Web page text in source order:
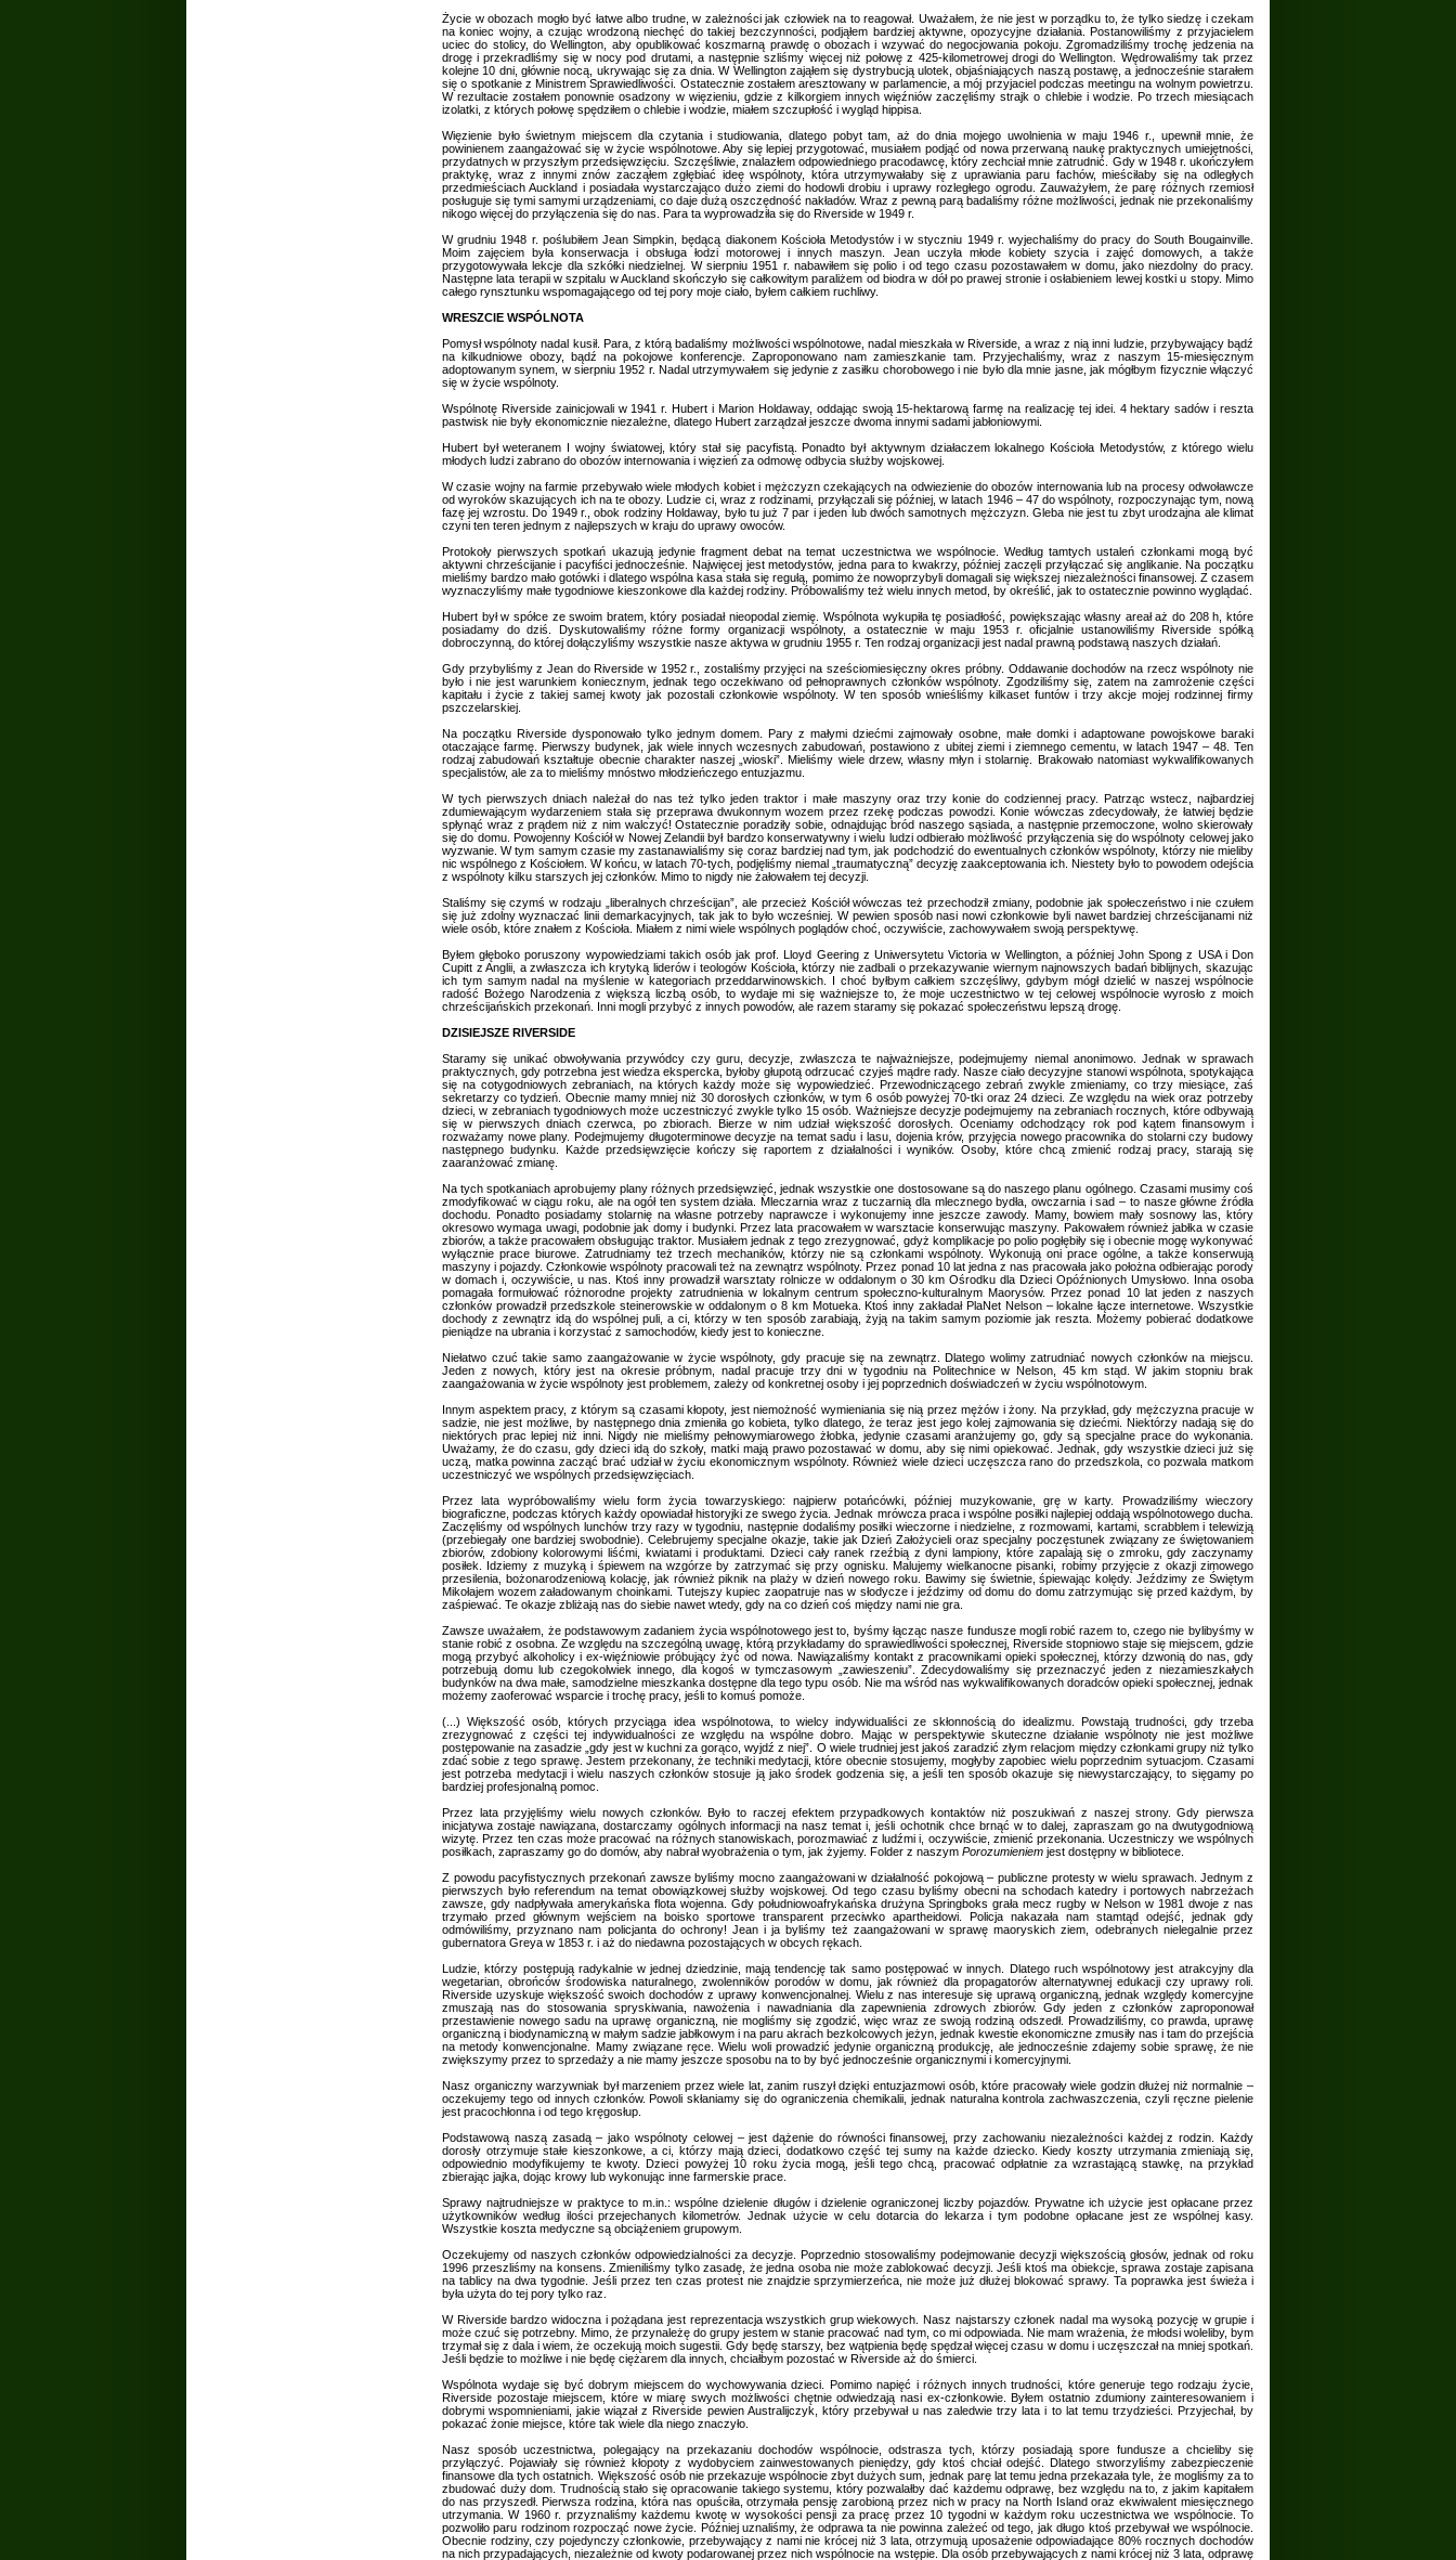
Życie w obozach mogło być łatwe albo trudne, w zależności jak człowiek na to reagował. Uważałem, że nie jest w porządku to, że tylko siedzę i czekam
na koniec wojny, a czując wrodzoną niechęć do takiej bezczynności, podjąłem bardziej aktywne, opozycyjne działania. Postanowiliśmy z przyjacielem
uciec do stolicy, do Wellington, aby opublikować koszmarną prawdę o obozach i wzywać do negocjowania pokoju. Zgromadziliśmy trochę jedzenia na
drogę i przekradliśmy się w nocy pod drutami, a następnie szliśmy więcej niż połowę z 425-kilometrowej drogi do Wellington. Wędrowaliśmy tak przez
kolejne 10 dni, głównie nocą, ukrywając się za dnia. W Wellington zająłem się dystrybucją ulotek, objaśniających naszą postawę, a jednocześnie starałem
się o spotkanie z Ministrem Sprawiedliwości. Ostatecznie zostałem aresztowany w parlamencie, a mój przyjaciel podczas meetingu na wolnym powietrzu.
W rezultacie zostałem ponownie osadzony w więzieniu, gdzie z kilkorgiem innych więźniów zaczęliśmy strajk o chlebie i wodzie. Po trzech miesiącach
izolatki, z których połowę spędziłem o chlebie i wodzie, miałem szczupłość i wygląd hippisa.
Więzienie było świetnym miejscem dla czytania i studiowania, dlatego pobyt tam, aż do dnia mojego uwolnienia w maju 1946 r., upewnił mnie, że
powinienem zaangażować się w życie wspólnotowe. Aby się lepiej przygotować, musiałem podjąć od nowa przerwaną naukę praktycznych umiejętności,
przydatnych w przyszłym przedsięwzięciu. Szczęśliwie, znalazłem odpowiedniego pracodawcę, który zechciał mnie zatrudnić. Gdy w 1948 r. ukończyłem
praktykę, wraz z innymi znów zacząłem zgłębiać ideę wspólnoty, która utrzymywałaby się z uprawiania paru fachów, mieściłaby się na odległych
przedmieściach Auckland i posiadała wystarczająco dużo ziemi do hodowli drobiu i uprawy rozległego ogrodu. Zauważyłem, że parę różnych rzemiosł
posługuje się tymi samymi urządzeniami, co daje dużą oszczędność nakładów. Wraz z pewną parą badaliśmy różne możliwości, jednak nie przekonaliśmy
nikogo więcej do przyłączenia się do nas. Para ta wyprowadziła się do Riverside w 1949 r.
W grudniu 1948 r. poślubiłem Jean Simpkin, będącą diakonem Kościoła Metodystów i w styczniu 1949 r. wyjechaliśmy do pracy do South Bougainville.
Moim zajęciem była konserwacja i obsługa łodzi motorowej i innych maszyn. Jean uczyła młode kobiety szycia i zajęć domowych, a także
przygotowywała lekcje dla szkółki niedzielnej. W sierpniu 1951 r. nabawiłem się polio i od tego czasu pozostawałem w domu, jako niezdolny do pracy.
Następne lata terapii w szpitalu w Auckland skończyło się całkowitym paraliżem od biodra w dół po prawej stronie i osłabieniem lewej kostki u stopy. Mimo
całego rynsztunku wspomagającego od tej pory moje ciało, byłem całkiem ruchliwy.
WRESZCIE WSPÓLNOTA
Pomysł wspólnoty nadal kusił. Para, z którą badaliśmy możliwości wspólnotowe, nadal mieszkała w Riverside, a wraz z nią inni ludzie, przybywający bądź
na kilkudniowe obozy, bądź na pokojowe konferencje. Zaproponowano nam zamieszkanie tam. Przyjechaliśmy, wraz z naszym 15-miesięcznym
adoptowanym synem, w sierpniu 1952 r. Nadal utrzymywałem się jedynie z zasiłku chorobowego i nie było dla mnie jasne, jak mógłbym fizycznie włączyć
się w życie wspólnoty.
Wspólnotę Riverside zainicjowali w 1941 r. Hubert i Marion Holdaway, oddając swoją 15-hektarową farmę na realizację tej idei. 4 hektary sadów i reszta
pastwisk nie były ekonomicznie niezależne, dlatego Hubert zarządzał jeszcze dwoma innymi sadami jabłoniowymi.
Hubert był weteranem I wojny światowej, który stał się pacyfistą. Ponadto był aktywnym działaczem lokalnego Kościoła Metodystów, z którego wielu
młodych ludzi zabrano do obozów internowania i więzień za odmowę odbycia służby wojskowej.
W czasie wojny na farmie przebywało wiele młodych kobiet i mężczyzn czekających na odwiezienie do obozów internowania lub na procesy odwoławcze
od wyroków skazujących ich na te obozy. Ludzie ci, wraz z rodzinami, przyłączali się później, w latach 1946 – 47 do wspólnoty, rozpoczynając tym, nową
fazę jej wzrostu. Do 1949 r., obok rodziny Holdaway, było tu już 7 par i jeden lub dwóch samotnych mężczyzn. Gleba nie jest tu zbyt urodzajna ale klimat
czyni ten teren jednym z najlepszych w kraju do uprawy owoców.
Protokoły pierwszych spotkań ukazują jedynie fragment debat na temat uczestnictwa we wspólnocie. Według tamtych ustaleń członkami mogą być
aktywni chrześcijanie i pacyfiści jednocześnie. Najwięcej jest metodystów, jedna para to kwakrzy, później zaczęli przyłączać się anglikanie. Na początku
mieliśmy bardzo mało gotówki i dlatego wspólna kasa stała się regułą, pomimo że nowoprzybyli domagali się większej niezależności finansowej. Z czasem
wyznaczyliśmy małe tygodniowe kieszonkowe dla każdej rodziny. Próbowaliśmy też wielu innych metod, by określić, jak to ostatecznie powinno wyglądać.
Hubert był w spółce ze swoim bratem, który posiadał nieopodal ziemię. Wspólnota wykupiła tę posiadłość, powiększając własny areał aż do 208 h, które
posiadamy do dziś. Dyskutowaliśmy różne formy organizacji wspólnoty, a ostatecznie w maju 1953 r. oficjalnie ustanowiliśmy Riverside spółką
dobroczynną, do której dołączyliśmy wszystkie nasze aktywa w grudniu 1955 r. Ten rodzaj organizacji jest nadal prawną podstawą naszych działań.
Gdy przybyliśmy z Jean do Riverside w 1952 r., zostaliśmy przyjęci na sześciomiesięczny okres próbny. Oddawanie dochodów na rzecz wspólnoty nie
było i nie jest warunkiem koniecznym, jednak tego oczekiwano od pełnoprawnych członków wspólnoty. Zgodziliśmy się, zatem na zamrożenie części
kapitału i życie z takiej samej kwoty jak pozostali członkowie wspólnoty. W ten sposób wnieśliśmy kilkaset funtów i trzy akcje mojej rodzinnej firmy
pszczelarskiej.
Na początku Riverside dysponowało tylko jednym domem. Pary z małymi dziećmi zajmowały osobne, małe domki i adaptowane powojskowe baraki
otaczające farmę. Pierwszy budynek, jak wiele innych wczesnych zabudowań, postawiono z ubitej ziemi i ziemnego cementu, w latach 1947 – 48. Ten
rodzaj zabudowań kształtuje obecnie charakter naszej „wioski”. Mieliśmy wiele drzew, własny młyn i stolarnię. Brakowało natomiast wykwalifikowanych
specjalistów, ale za to mieliśmy mnóstwo młodzieńczego entuzjazmu.
W tych pierwszych dniach należał do nas też tylko jeden traktor i małe maszyny oraz trzy konie do codziennej pracy. Patrząc wstecz, najbardziej
zdumiewającym wydarzeniem stała się przeprawa dwukonnym wozem przez rzekę podczas powodzi. Konie wówczas zdecydowały, że łatwiej będzie
spłynąć wraz z prądem niż z nim walczyć! Ostatecznie poradziły sobie, odnajdując bród naszego sąsiada, a następnie przemoczone, wolno skierowały
się do domu. Powojenny Kościół w Nowej Zelandii był bardzo konserwatywny i wielu ludzi odbierało możliwość przyłączenia się do wspólnoty celowej jako
wyzwanie. W tym samym czasie my zastanawialiśmy się coraz bardziej nad tym, jak podchodzić do ewentualnych członków wspólnoty, którzy nie mieliby
nic wspólnego z Kościołem. W końcu, w latach 70-tych, podjęliśmy niemal „traumatyczną” decyzję zaakceptowania ich. Niestety było to powodem odejścia
z wspólnoty kilku starszych jej członków. Mimo to nigdy nie żałowałem tej decyzji.
Staliśmy się czymś w rodzaju „liberalnych chrześcijan”, ale przecież Kościół wówczas też przechodził zmiany, podobnie jak społeczeństwo i nie czułem
się już zdolny wyznaczać linii demarkacyjnych, tak jak to było wcześniej. W pewien sposób nasi nowi członkowie byli nawet bardziej chrześcijanami niż
wiele osób, które znałem z Kościoła. Miałem z nimi wiele wspólnych poglądów choć, oczywiście, zachowywałem swoją perspektywę.
Byłem głęboko poruszony wypowiedziami takich osób jak prof. Lloyd Geering z Uniwersytetu Victoria w Wellington, a później John Spong z USA i Don
Cupitt z Anglii, a zwłaszcza ich krytyką liderów i teologów Kościoła, którzy nie zadbali o przekazywanie wiernym najnowszych badań biblijnych, skazując
ich tym samym nadal na myślenie w kategoriach przeddarwinowskich. I choć byłbym całkiem szczęśliwy, gdybym mógł dzielić w naszej wspólnocie
radość Bożego Narodzenia z większą liczbą osób, to wydaje mi się ważniejsze to, że moje uczestnictwo w tej celowej wspólnocie wyrosło z moich
chrześcijańskich przekonań. Inni mogli przybyć z innych powodów, ale razem staramy się pokazać społeczeństwu lepszą drogę.
DZISIEJSZE RIVERSIDE
Staramy się unikać obwoływania przywódcy czy guru, decyzje, zwłaszcza te najważniejsze, podejmujemy niemal anonimowo. Jednak w sprawach
praktycznych, gdy potrzebna jest wiedza ekspercka, byłoby głupotą odrzucać czyjeś mądre rady. Nasze ciało decyzyjne stanowi wspólnota, spotykająca
się na cotygodniowych zebraniach, na których każdy może się wypowiedzieć. Przewodniczącego zebrań zwykle zmieniamy, co trzy miesiące, zaś
sekretarzy co tydzień. Obecnie mamy mniej niż 30 dorosłych członków, w tym 6 osób powyżej 70-tki oraz 24 dzieci. Ze względu na wiek oraz potrzeby
dzieci, w zebraniach tygodniowych może uczestniczyć zwykle tylko 15 osób. Ważniejsze decyzje podejmujemy na zebraniach rocznych, które odbywają
się w pierwszych dniach czerwca, po zbiorach. Bierze w nim udział większość dorosłych. Oceniamy odchodzący rok pod kątem finansowym i
rozważamy nowe plany. Podejmujemy długoterminowe decyzje na temat sadu i lasu, dojenia krów, przyjęcia nowego pracownika do stolarni czy budowy
następnego budynku. Każde przedsięwzięcie kończy się raportem z działalności i wyników. Osoby, które chcą zmienić rodzaj pracy, starają się
zaaranżować zmianę.
Na tych spotkaniach aprobujemy plany różnych przedsięwzięć, jednak wszystkie one dostosowane są do naszego planu ogólnego. Czasami musimy coś
zmodyfikować w ciągu roku, ale na ogół ten system działa. Mleczarnia wraz z tuczarnią dla mlecznego bydła, owczarnia i sad – to nasze główne źródła
dochodu. Ponadto posiadamy stolarnię na własne potrzeby naprawcze i wykonujemy inne jeszcze zawody. Mamy, bowiem mały sosnowy las, który
okresowo wymaga uwagi, podobnie jak domy i budynki. Przez lata pracowałem w warsztacie konserwując maszyny. Pakowałem również jabłka w czasie
zbiorów, a także pracowałem obsługując traktor. Musiałem jednak z tego zrezygnować, gdyż komplikacje po polio pogłębiły się i obecnie mogę wykonywać
wyłącznie prace biurowe. Zatrudniamy też trzech mechaników, którzy nie są członkami wspólnoty. Wykonują oni prace ogólne, a także konserwują
maszyny i pojazdy. Członkowie wspólnoty pracowali też na zewnątrz wspólnoty. Przez ponad 10 lat jedna z nas pracowała jako położna odbierając porody
w domach i, oczywiście, u nas. Ktoś inny prowadził warsztaty rolnicze w oddalonym o 30 km Ośrodku dla Dzieci Opóźnionych Umysłowo. Inna osoba
pomagała formułować różnorodne projekty zatrudnienia w lokalnym centrum społeczno-kulturalnym Maorysów. Przez ponad 10 lat jeden z naszych
członków prowadził przedszkole steinerowskie w oddalonym o 8 km Motueka. Ktoś inny zakładał PlaNet Nelson – lokalne łącze internetowe. Wszystkie
dochody z zewnątrz idą do wspólnej puli, a ci, którzy w ten sposób zarabiają, żyją na takim samym poziomie jak reszta. Możemy pobierać dodatkowe
pieniądze na ubrania i korzystać z samochodów, kiedy jest to konieczne.
Niełatwo czuć takie samo zaangażowanie w życie wspólnoty, gdy pracuje się na zewnątrz. Dlatego wolimy zatrudniać nowych członków na miejscu.
Jeden z nowych, który jest na okresie próbnym, nadal pracuje trzy dni w tygodniu na Politechnice w Nelson, 45 km stąd. W jakim stopniu brak
zaangażowania w życie wspólnoty jest problemem, zależy od konkretnej osoby i jej poprzednich doświadczeń w życiu wspólnotowym.
Innym aspektem pracy, z którym są czasami kłopoty, jest niemożność wymieniania się nią przez mężów i żony. Na przykład, gdy mężczyzna pracuje w
sadzie, nie jest możliwe, by następnego dnia zmieniła go kobieta, tylko dlatego, że teraz jest jego kolej zajmowania się dziećmi. Niektórzy nadają się do
niektórych prac lepiej niż inni. Nigdy nie mieliśmy pełnowymiarowego żłobka, jedynie czasami aranżujemy go, gdy są specjalne prace do wykonania.
Uważamy, że do czasu, gdy dzieci idą do szkoły, matki mają prawo pozostawać w domu, aby się nimi opiekować. Jednak, gdy wszystkie dzieci już się
uczą, matka powinna zacząć brać udział w życiu ekonomicznym wspólnoty. Również wiele dzieci uczęszcza rano do przedszkola, co pozwala matkom
uczestniczyć we wspólnych przedsięwzięciach.
Przez lata wypróbowaliśmy wielu form życia towarzyskiego: najpierw potańcówki, później muzykowanie, grę w karty. Prowadziliśmy wieczory
biograficzne, podczas których każdy opowiadał historyjki ze swego życia. Jednak mrówcza praca i wspólne posiłki najlepiej oddają wspólnotowego ducha.
Zaczęliśmy od wspólnych lunchów trzy razy w tygodniu, następnie dodaliśmy posiłki wieczorne i niedzielne, z rozmowami, kartami, scrabblem i telewizją
(przebiegały one bardziej swobodnie). Celebrujemy specjalne okazje, takie jak Dzień Założycieli oraz specjalny poczęstunek związany ze świętowaniem
zbiorów, zdobiony kolorowymi liśćmi, kwiatami i produktami. Dzieci cały ranek rzeźbią z dyni lampiony, które zapalają się o zmroku, gdy zaczynamy
posiłek. Idziemy z muzyką i śpiewem na wzgórze by zatrzymać się przy ognisku. Malujemy wielkanocne pisanki, robimy przyjęcie z okazji zimowego
przesilenia, bożonarodzeniową kolację, jak również piknik na plaży w dzień nowego roku. Bawimy się świetnie, śpiewając kolędy. Jeździmy ze Świętym
Mikołajem wozem załadowanym choinkami. Tutejszy kupiec zaopatruje nas w słodycze i jeździmy od domu do domu zatrzymując się przed każdym, by
zaśpiewać. Te okazje zbliżają nas do siebie nawet wtedy, gdy na co dzień coś między nami nie gra.
Zawsze uważałem, że podstawowym zadaniem życia wspólnotowego jest to, byśmy łącząc nasze fundusze mogli robić razem to, czego nie bylibyśmy w
stanie robić z osobna. Ze względu na szczególną uwagę, którą przykładamy do sprawiedliwości społecznej, Riverside stopniowo staje się miejscem, gdzie
mogą przybyć alkoholicy i ex-więźniowie próbujący żyć od nowa. Nawiązaliśmy kontakt z pracownikami opieki społecznej, którzy dzwonią do nas, gdy
potrzebują domu lub czegokolwiek innego, dla kogoś w tymczasowym „zawieszeniu”. Zdecydowaliśmy się przeznaczyć jeden z niezamieszkałych
budynków na dwa małe, samodzielne mieszkanka dostępne dla tego typu osób. Nie ma wśród nas wykwalifikowanych doradców opieki społecznej, jednak
możemy zaoferować wsparcie i trochę pracy, jeśli to komuś pomoże.
(...) Większość osób, których przyciąga idea wspólnotowa, to wielcy indywidualiści ze skłonnością do idealizmu. Powstają trudności, gdy trzeba
zrezygnować z części tej indywidualności ze względu na wspólne dobro. Mając w perspektywie skuteczne działanie wspólnoty nie jest możliwe
postępowanie na zasadzie „gdy jest w kuchni za gorąco, wyjdź z niej”. O wiele trudniej jest jakoś zaradzić złym relacjom między członkami grupy niż tylko
zdać sobie z tego sprawę. Jestem przekonany, że techniki medytacji, które obecnie stosujemy, mogłyby zapobiec wielu poprzednim sytuacjom. Czasami
jest potrzeba medytacji i wielu naszych członków stosuje ją jako środek godzenia się, a jeśli ten sposób okazuje się niewystarczający, to sięgamy po
bardziej profesjonalną pomoc.
Przez lata przyjęliśmy wielu nowych członków. Było to raczej efektem przypadkowych kontaktów niż poszukiwań z naszej strony. Gdy pierwsza
inicjatywa zostaje nawiązana, dostarczamy ogólnych informacji na nasz temat i, jeśli ochotnik chce brnąć w to dalej, zapraszam go na dwutygodniową
wizytę. Przez ten czas może pracować na różnych stanowiskach, porozmawiać z ludźmi i, oczywiście, zmienić przekonania. Uczestniczy we wspólnych
posiłkach, zapraszamy go do domów, aby nabrał wyobrażenia o tym, jak żyjemy. Folder z naszym Porozumieniem jest dostępny w bibliotece.
Z powodu pacyfistycznych przekonań zawsze byliśmy mocno zaangażowani w działalność pokojową – publiczne protesty w wielu sprawach. Jednym z
pierwszych było referendum na temat obowiązkowej służby wojskowej. Od tego czasu byliśmy obecni na schodach katedry i portowych nabrzeżach
zawsze, gdy nadpływała amerykańska flota wojenna. Gdy południowoafrykańska drużyna Springboks grała mecz rugby w Nelson w 1981 dwoje z nas
trzymało przed głównym wejściem na boisko sportowe transparent przeciwko apartheidowi. Policja nakazała nam stamtąd odejść, jednak gdy
odmówiliśmy, przyznano nam policjanta do ochrony! Jean i ja byliśmy też zaangażowani w sprawę maoryskich ziem, odebranych nielegalnie przez
gubernatora Greya w 1853 r. i aż do niedawna pozostających w obcych rękach.
Ludzie, którzy postępują radykalnie w jednej dziedzinie, mają tendencję tak samo postępować w innych. Dlatego ruch wspólnotowy jest atrakcyjny dla
wegetarian, obrońców środowiska naturalnego, zwolenników porodów w domu, jak również dla propagatorów alternatywnej edukacji czy uprawy roli.
Riverside uzyskuje większość swoich dochodów z uprawy konwencjonalnej. Wielu z nas interesuje się uprawą organiczną, jednak względy komercyjne
zmuszają nas do stosowania spryskiwania, nawożenia i nawadniania dla zapewnienia zdrowych zbiorów. Gdy jeden z członków zaproponował
przestawienie nowego sadu na uprawę organiczną, nie mogliśmy się zgodzić, więc wraz ze swoją rodziną odszedł. Prowadziliśmy, co prawda, uprawę
organiczną i biodynamiczną w małym sadzie jabłkowym i na paru akrach bezkolcowych jeżyn, jednak kwestie ekonomiczne zmusiły nas i tam do przejścia
na metody konwencjonalne. Mamy związane ręce. Wielu woli prowadzić jedynie organiczną produkcję, ale jednocześnie zdajemy sobie sprawę, że nie
zwiększymy przez to sprzedaży a nie mamy jeszcze sposobu na to by być jednocześnie organicznymi i komercyjnymi.
Nasz organiczny warzywniak był marzeniem przez wiele lat, zanim ruszył dzięki entuzjazmowi osób, które pracowały wiele godzin dłużej niż normalnie –
oczekujemy tego od innych członków. Powoli skłaniamy się do ograniczenia chemikalii, jednak naturalna kontrola zachwaszczenia, czyli ręczne pielenie
jest pracochłonna i od tego kręgosłup.
Podstawową naszą zasadą – jako wspólnoty celowej – jest dążenie do równości finansowej, przy zachowaniu niezależności każdej z rodzin. Każdy
dorosły otrzymuje stałe kieszonkowe, a ci, którzy mają dzieci, dodatkowo część tej sumy na każde dziecko. Kiedy koszty utrzymania zmieniają się,
odpowiednio modyfikujemy te kwoty. Dzieci powyżej 10 roku życia mogą, jeśli tego chcą, pracować odpłatnie za wzrastającą stawkę, na przykład
zbierając jajka, dojąc krowy lub wykonując inne farmerskie prace.
Sprawy najtrudniejsze w praktyce to m.in.: wspólne dzielenie długów i dzielenie ograniczonej liczby pojazdów. Prywatne ich użycie jest opłacane przez
użytkowników według ilości przejechanych kilometrów. Jednak użycie w celu dotarcia do lekarza i tym podobne opłacane jest ze wspólnej kasy.
Wszystkie koszta medyczne są obciążeniem grupowym.
Oczekujemy od naszych członków odpowiedzialności za decyzje. Poprzednio stosowaliśmy podejmowanie decyzji większością głosów, jednak od roku
1996 przeszliśmy na konsens. Zmieniliśmy tylko zasadę, że jedna osoba nie może zablokować decyzji. Jeśli ktoś ma obiekcje, sprawa zostaje zapisana
na tablicy na dwa tygodnie. Jeśli przez ten czas protest nie znajdzie sprzymierzeńca, nie może już dłużej blokować sprawy. Ta poprawka jest świeża i
była użyta do tej pory tylko raz.
W Riverside bardzo widoczna i pożądana jest reprezentacja wszystkich grup wiekowych. Nasz najstarszy członek nadal ma wysoką pozycję w grupie i
może czuć się potrzebny. Mimo, że przynależę do grupy jestem w stanie pracować nad tym, co mi odpowiada. Nie mam wrażenia, że młodsi woleliby, bym
trzymał się z dala i wiem, że oczekują moich sugestii. Gdy będę starszy, bez wątpienia będę spędzał więcej czasu w domu i uczęszczał na mniej spotkań.
Jeśli będzie to możliwe i nie będę ciężarem dla innych, chciałbym pozostać w Riverside aż do śmierci.
Wspólnota wydaje się być dobrym miejscem do wychowywania dzieci. Pomimo napięć i różnych innych trudności, które generuje tego rodzaju życie,
Riverside pozostaje miejscem, które w miarę swych możliwości chętnie odwiedzają nasi ex-członkowie. Byłem ostatnio zdumiony zainteresowaniem i
dobrymi wspomnieniami, jakie wiązał z Riverside pewien Australijczyk, który przebywał u nas zaledwie trzy lata i to lat temu trzydzieści. Przyjechał, by
pokazać żonie miejsce, które tak wiele dla niego znaczyło.
Nasz sposób uczestnictwa, polegający na przekazaniu dochodów wspólnocie, odstrasza tych, którzy posiadają spore fundusze a chcieliby się
przyłączyć. Pojawiały się również kłopoty z wydobyciem zainwestowanych pieniędzy, gdy ktoś chciał odejść. Dlatego stworzyliśmy zabezpieczenie
finansowe dla tych ostatnich. Większość osób nie przekazuje wspólnocie zbyt dużych sum, jednak parę lat temu jedna przekazała tyle, że mogliśmy za to
zbudować duży dom. Trudnością stało się opracowanie takiego systemu, który pozwalałby dać każdemu odprawę, bez względu na to, z jakim kapitałem
do nas przyszedł. Pierwsza rodzina, która nas opuściła, otrzymała pensję zarobioną przez nich w pracy na North Island oraz ekwiwalent miesięcznego
utrzymania. W 1960 r. przyznaliśmy każdemu kwotę w wysokości pensji za pracę przez 10 tygodni w każdym roku uczestnictwa we wspólnocie. To
pozwoliło paru rodzinom rozpocząć nowe życie. Później uznaliśmy, że odprawa ta nie powinna zależeć od tego, jak długo ktoś przebywał we wspólnocie.
Obecnie rodziny, czy pojedynczy członkowie, przebywający z nami nie krócej niż 3 lata, otrzymują uposażenie odpowiadające 80% rocznych dochodów
na nich przypadających, niezależnie od kwoty podarowanej przez nich wspólnocie na wstępie. Dla osób przebywających z nami krócej niż 3 lata, odprawę